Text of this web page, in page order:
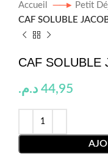
Accueil Petit
CAF SOLUBLE
CAF SOLUBLE
44,95 د.م.